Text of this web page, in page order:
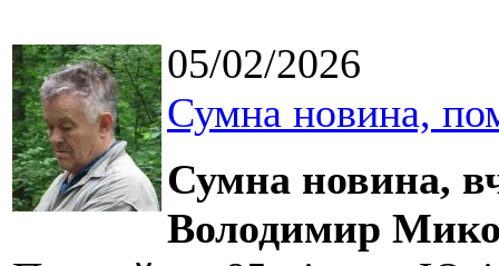
05/02/2026
Сумна новина,
Сумна новина,
Володимир